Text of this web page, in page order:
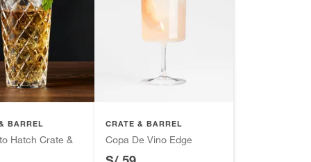
BARREL
Hatch Crate &
CRATE & BARREL
Copa De Vino Edge